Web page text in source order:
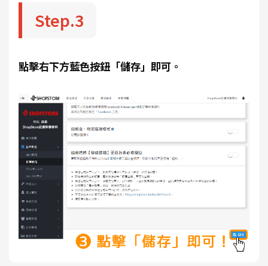
Step.3
點擊右下方藍色按鈕「儲存」即可。